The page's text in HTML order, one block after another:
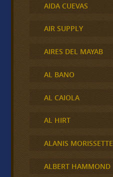
AIDA CUEVAS
AIR SUPPLY
AIRES DEL MAYAB
AL BANO
AL CAIOLA
AL HIRT
ALANIS MORISSETTE
ALBERT HAMMOND